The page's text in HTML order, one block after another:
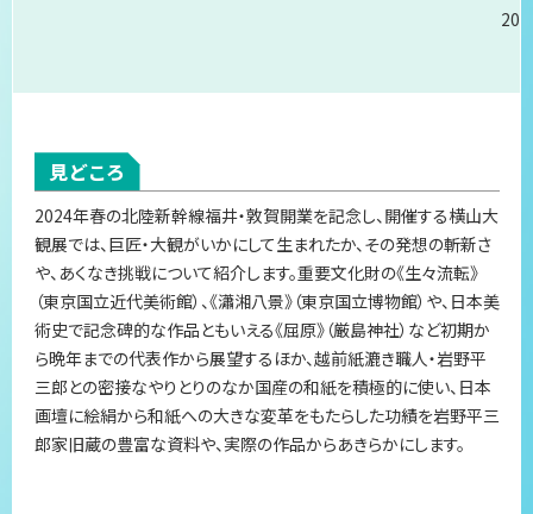
見どころ
2024年春の北陸新幹線福井・敦賀開業を記念し、開催する横山大
観展では、巨匠・大観がいかにして生まれたか、その発想の斬新さ
や、あくなき挑戦について紹介します。重要文化財の《生々流転》
（東京国立近代美術館）、《瀟湘八景》（東京国立博物館）や、日本美
術史で記念碑的な作品ともいえる《屈原》（厳島神社）など初期か
ら晩年までの代表作から展望するほか、越前紙漉き職人・岩野平
三郎との密接なやりとりのなか国産の和紙を積極的に使い、日本
画壇に絵絹から和紙への大きな変革をもたらした功績を岩野平三
郎家旧蔵の豊富な資料や、実際の作品からあきらかにします。